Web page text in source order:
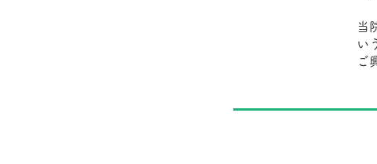
当
い
ご